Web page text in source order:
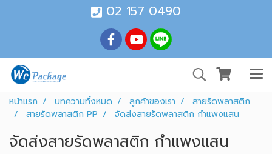
02 157 0490
หน้าแรก บทความทั้งหมด ลูกค้าของเรา
สายรัดพลาสติก
สายรัดพลาสติก PP
จัดส่งสายรัดพลาสติก กำแพงแสน
จัดส่งสายรัดพลาสติก กำแพงแสน